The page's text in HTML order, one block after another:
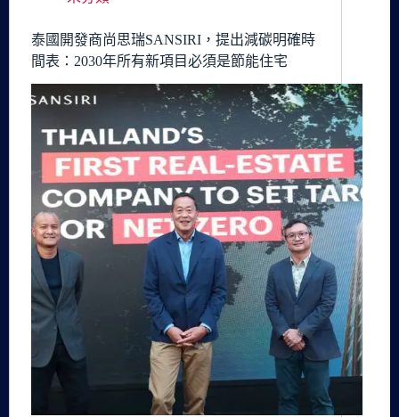
泰國開發商尚思瑞SANSIRI，提出減碳明確時
間表：2030年所有新項目必須是節能住宅